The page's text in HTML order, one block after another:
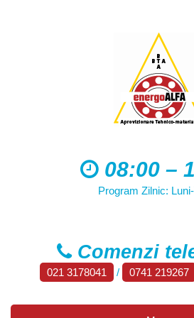
08:00 –
Program Zilnic:
Comenzi
021 3178041 / 0741 219267